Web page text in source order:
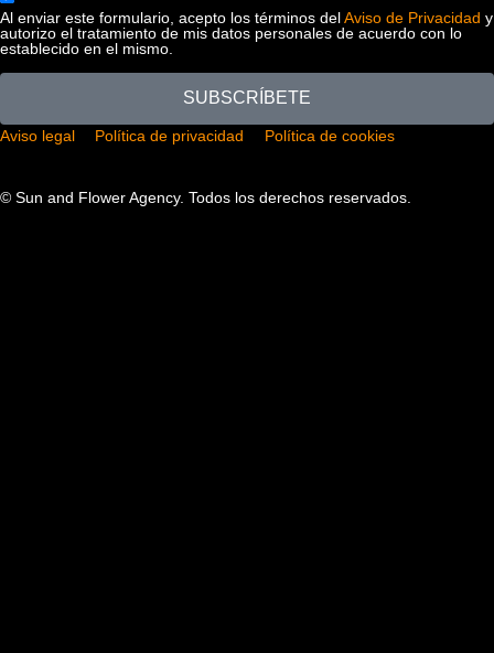
Al enviar este formulario, acepto los términos delAviso de Privacidad y
autorizo el tratamiento de mis datos personales de acuerdo con lo
establecido en el mismo.
SUBSCRÍBETE
Aviso legal Política de privacidad Política de cookies
© Sun and Flower Agency. Todos los derechos reservados.